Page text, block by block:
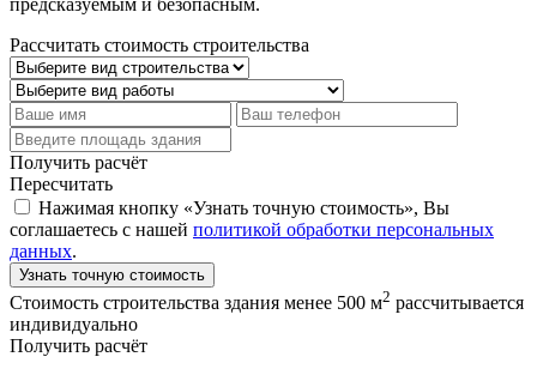
Рассчитать стоимость строительства
Получить расчёт
Пересчитать
Нажимая кнопку «Узнать точную стоимость», Вы
соглашаетесь с нашей политикой обработки персональных
данных.
Узнать точную стоимость
Стоимость строительства здания менее 500 м2 рассчитывается
индивидуально
Получить расчёт